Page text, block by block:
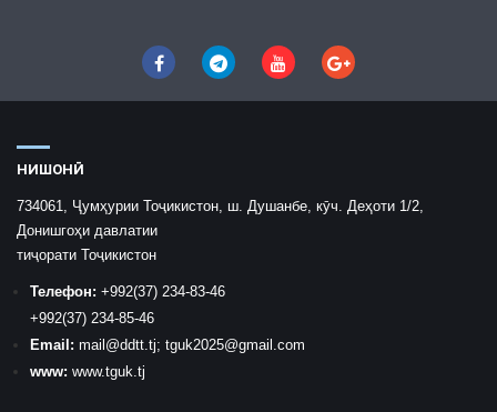
НИШОНӢ
734061, Ҷумҳурии Тоҷикистон, ш. Душанбе, кӯч. Деҳоти 1/2,
Донишгоҳи давлатии
тиҷорати Тоҷикистон
Телефон: +992(37) 234-83-46
+992(37) 234-85-46
Email: mail @ddtt.tj; tguk2025@gmail.com
www: www.tguk.tj